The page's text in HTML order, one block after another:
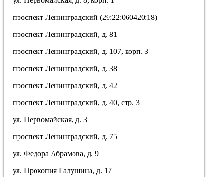
проспект Ленинградский (29:22:060420:18)
проспект Ленинградский, д. 81
проспект Ленинградский, д. 107, корп. 3
проспект Ленинградский, д. 38
проспект Ленинградский, д. 42
проспект Ленинградский, д. 40, стр. 3
ул. Первомайская, д. 3
проспект Ленинградский, д. 75
ул. Федора Абрамова, д. 9
ул. Прокопия Галушина, д. 17